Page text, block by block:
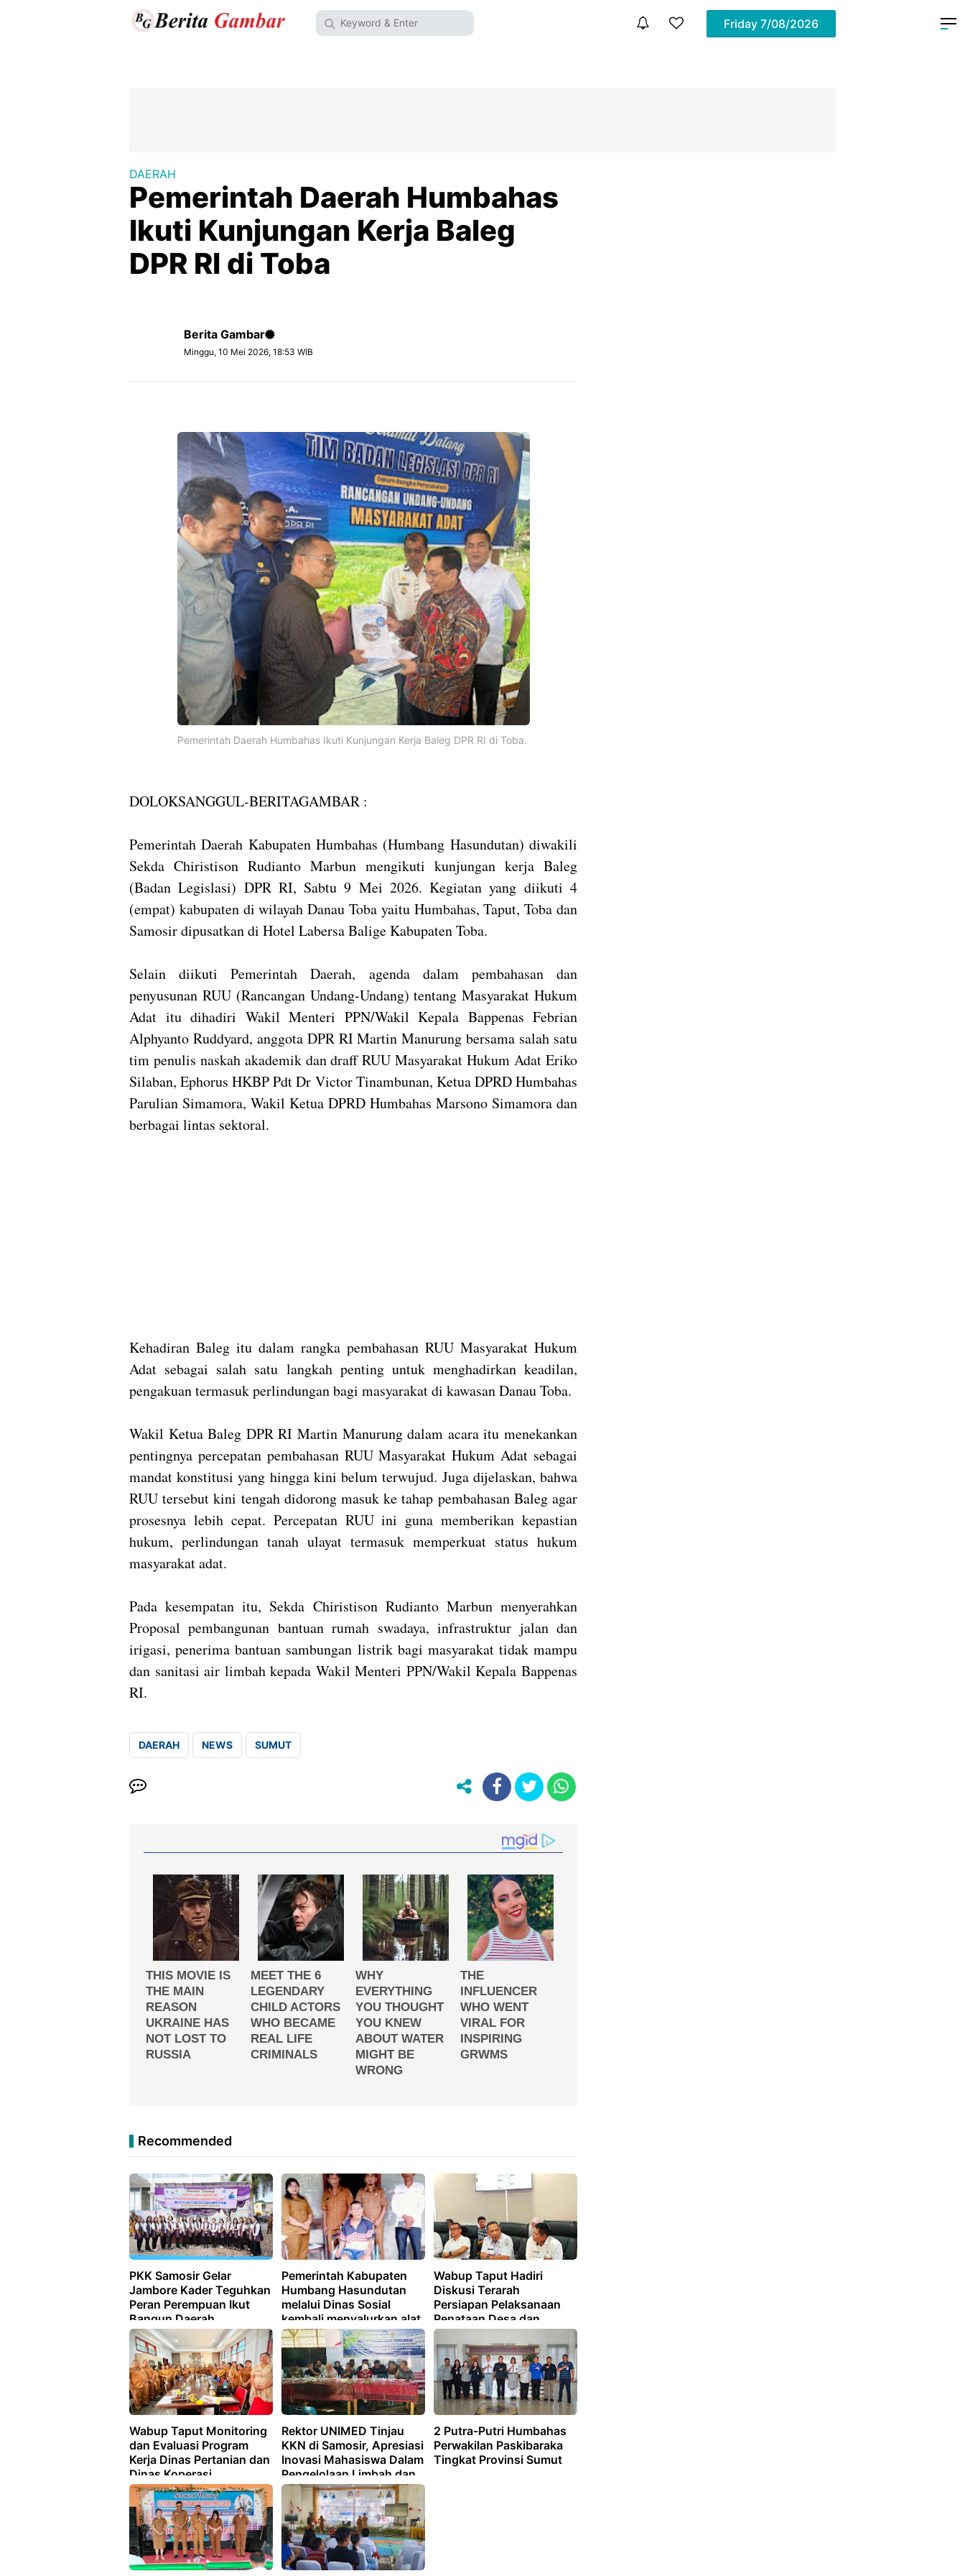
Friday 7/08/2026
DAERAH
Pemerintah Daerah Humbahas
Ikuti Kunjungan Kerja Baleg
DPR RI di Toba
Berita Gambar
Minggu, 10 Mei 2026, 18:53 WIB
Pemerintah Daerah Humbahas Ikuti Kunjungan Kerja Baleg DPR RI di Toba.
DOLOKSANGGUL-BERITAGAMBAR :
Pemerintah Daerah Kabupaten Humbahas (Humbang Hasundutan) diwakili
Sekda Chiristison Rudianto Marbun mengikuti kunjungan kerja Baleg
(Badan Legislasi) DPR RI, Sabtu 9 Mei 2026. Kegiatan yang diikuti 4
(empat) kabupaten di wilayah Danau Toba yaitu Humbahas, Taput, Toba dan
Samosir dipusatkan di Hotel Labersa Balige Kabupaten Toba.
Selain diikuti Pemerintah Daerah, agenda dalam pembahasan dan
penyusunan RUU (Rancangan Undang-Undang) tentang Masyarakat Hukum
Adat itu dihadiri Wakil Menteri PPN/Wakil Kepala Bappenas Febrian
Alphyanto Ruddyard, anggota DPR RI Martin Manurung bersama salah satu
tim penulis naskah akademik dan draff RUU Masyarakat Hukum Adat Eriko
Silaban, Ephorus HKBP Pdt Dr Victor Tinambunan, Ketua DPRD Humbahas
Parulian Simamora, Wakil Ketua DPRD Humbahas Marsono Simamora dan
berbagai lintas sektoral.
Kehadiran Baleg itu dalam rangka pembahasan RUU Masyarakat Hukum
Adat sebagai salah satu langkah penting untuk menghadirkan keadilan,
pengakuan termasuk perlindungan bagi masyarakat di kawasan Danau Toba.
Wakil Ketua Baleg DPR RI Martin Manurung dalam acara itu menekankan
pentingnya percepatan pembahasan RUU Masyarakat Hukum Adat sebagai
mandat konstitusi yang hingga kini belum terwujud. Juga dijelaskan, bahwa
RUU tersebut kini tengah didorong masuk ke tahap pembahasan Baleg agar
prosesnya lebih cepat. Percepatan RUU ini guna memberikan kepastian
hukum, perlindungan tanah ulayat termasuk memperkuat status hukum
masyarakat adat.
Pada kesempatan itu, Sekda Chiristison Rudianto Marbun menyerahkan
Proposal pembangunan bantuan rumah swadaya, infrastruktur jalan dan
irigasi, penerima bantuan sambungan listrik bagi masyarakat tidak mampu
dan sanitasi air limbah kepada Wakil Menteri PPN/Wakil Kepala Bappenas
RI.
DAERAH NEWS SUMUT
Recommended
PKK Samosir Gelar
Jambore Kader Teguhkan
Peran Perempuan Ikut
Bangun Daerah
Pemerintah Kabupaten
Humbang Hasundutan
melalui Dinas Sosial
kembali menyalurkan alat
bantu bagi masyarakat
yang membutuhkan.
Wabup Taput Hadiri
Diskusi Terarah
Persiapan Pelaksanaan
Penataan Desa dan
Penegasan Batas Desa
Wabup Taput Monitoring
dan Evaluasi Program
Kerja Dinas Pertanian dan
Dinas Koperasi
Rektor UNIMED Tinjau
KKN di Samosir, Apresiasi
Inovasi Mahasiswa Dalam
Pengelolaan Limbah dan
Pertanian Ramah
Lingkungan
2 Putra-Putri Humbahas
Perwakilan Paskibaraka
Tingkat Provinsi Sumut